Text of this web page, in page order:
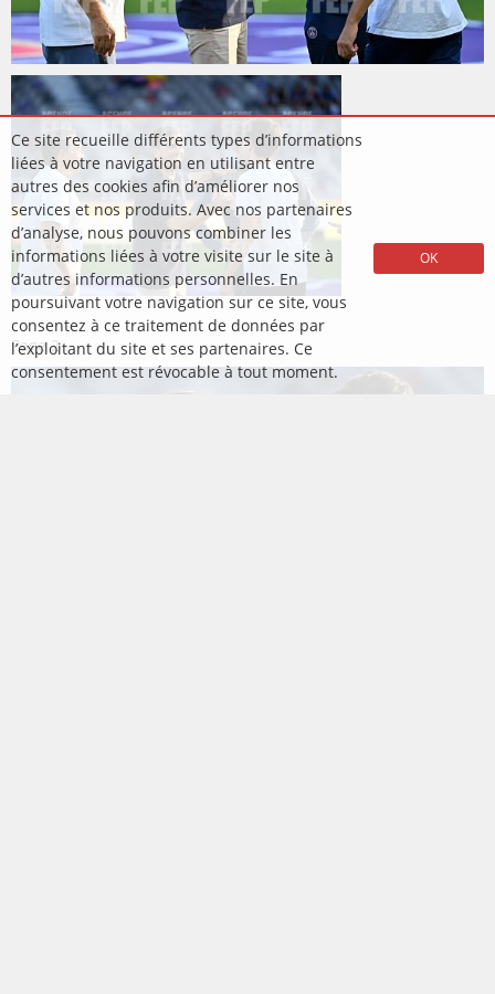
Ce site recueille différents types d’informations
liées à votre navigation en utilisant entre
autres des cookies afin d’améliorer nos
services et nos produits. Avec nos partenaires
d’analyse, nous pouvons combiner les
informations liées à votre visite sur le site à
d’autres informations personnelles. En
poursuivant votre navigation sur ce site, vous
consentez à ce traitement de données par
l’exploitant du site et ses partenaires. Ce
consentement est révocable à tout moment.
OK
Page2